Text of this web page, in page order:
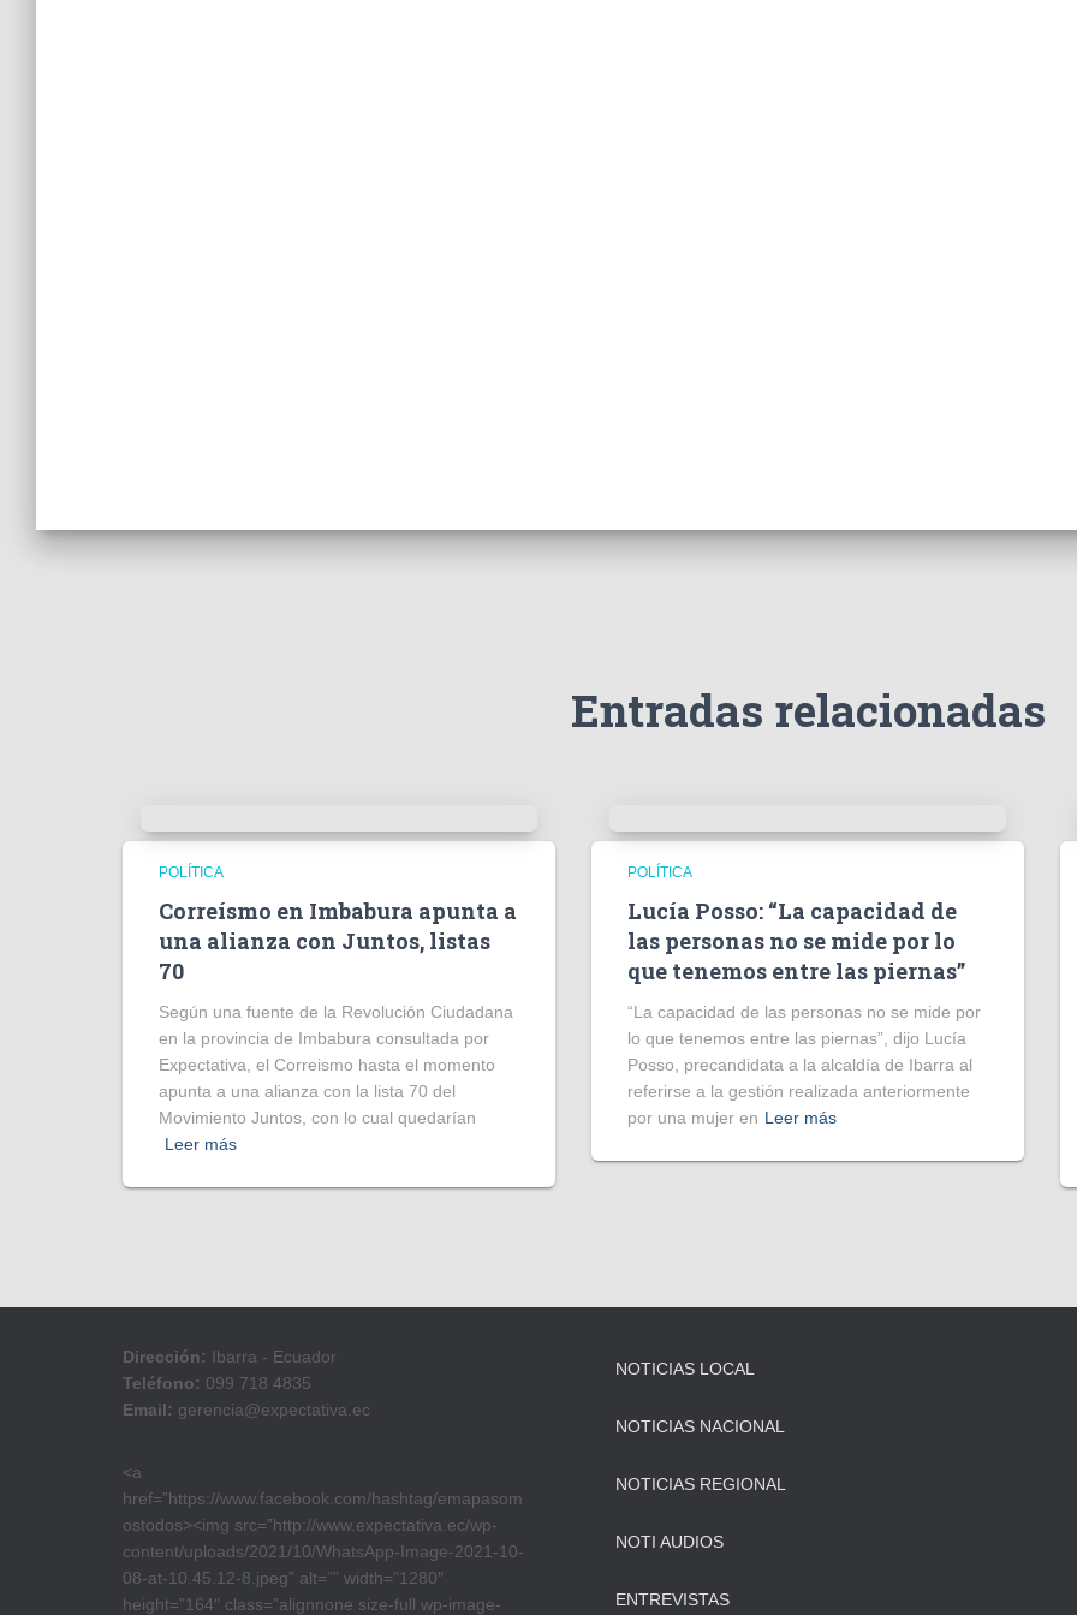
Entradas relacionadas
POLÍTICA
Correísmo en Imbabura apunta a
una alianza con Juntos, listas
70
Según una fuente de la Revolución Ciudadana
en la provincia de Imbabura consultada por
Expectativa, el Correismo hasta el momento
apunta a una alianza con la lista 70 del
Movimiento Juntos, con lo cual quedarían
Leer más
POLÍTICA
Lucía Posso: “La capacidad de
las personas no se mide por lo
que tenemos entre las piernas”
“La capacidad de las personas no se mide por
lo que tenemos entre las piernas”, dijo Lucía
Posso, precandidata a la alcaldía de Ibarra al
referirse a la gestión realizada anteriormente
por una mujer en Leer más
Dirección: Ibarra - Ecuador
Teléfono: 099 718 4835
Email: gerencia@expectativa.ec
<a
href=”https://www.facebook.com/hashtag/emapasom
ostodos><img src=”http://www.expectativa.ec/wp-
content/uploads/2021/10/WhatsApp-Image-2021-10-
08-at-10.45.12-8.jpeg” alt=”” width=”1280″
height=”164″ class=”alignnone size-full wp-image-
NOTICIAS LOCAL
NOTICIAS NACIONAL
NOTICIAS REGIONAL
NOTI AUDIOS
ENTREVISTAS